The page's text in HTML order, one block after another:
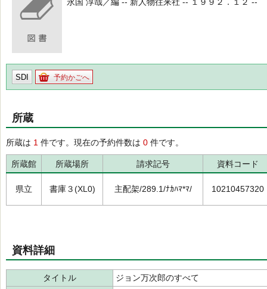
SDI 予約かごへ
所蔵
所蔵は 1 件です。現在の予約件数は 0 件です。
所蔵館 所蔵場所 請求記号 資料コード
県立 書庫３(XL0) 主配架/289.1/ﾅｶﾊﾏ*ﾏ/ 10210457320
資料詳細
タイトル
ジョン万次郎のすべて